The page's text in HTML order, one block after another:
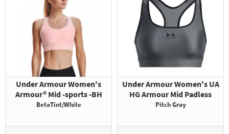
Under Armour Women's
Armour® Mid -sports -BH
BetaTint/White
Under Armour Women's UA
HG Armour Mid Padless
Pitch Gray